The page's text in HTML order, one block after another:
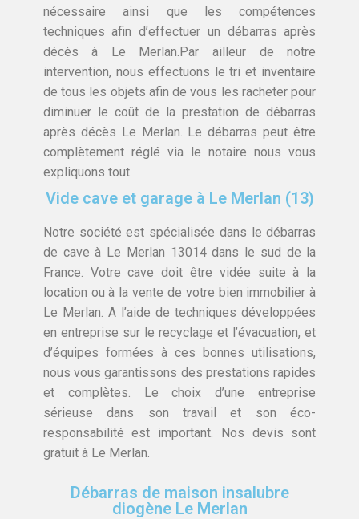
nécessaire ainsi que les compétences
techniques afin d’effectuer un débarras après
décès à Le Merlan.Par ailleur de notre
intervention, nous effectuons le tri et inventaire
de tous les objets afin de vous les racheter pour
diminuer le coût de la prestation de débarras
après décès Le Merlan. Le débarras peut être
complètement réglé via le notaire nous vous
expliquons tout.
Vide cave et garage à Le Merlan (13)
Notre société est spécialisée dans le débarras
de cave à Le Merlan 13014 dans le sud de la
France. Votre cave doit être vidée suite à la
location ou à la vente de votre bien immobilier à
Le Merlan. A l’aide de techniques développées
en entreprise sur le recyclage et l’évacuation, et
d’équipes formées à ces bonnes utilisations,
nous vous garantissons des prestations rapides
et complètes. Le choix d’une entreprise
sérieuse dans son travail et son éco-
responsabilité est important. Nos devis sont
gratuit à Le Merlan.
Débarras de maison insalubre
diogène Le Merlan